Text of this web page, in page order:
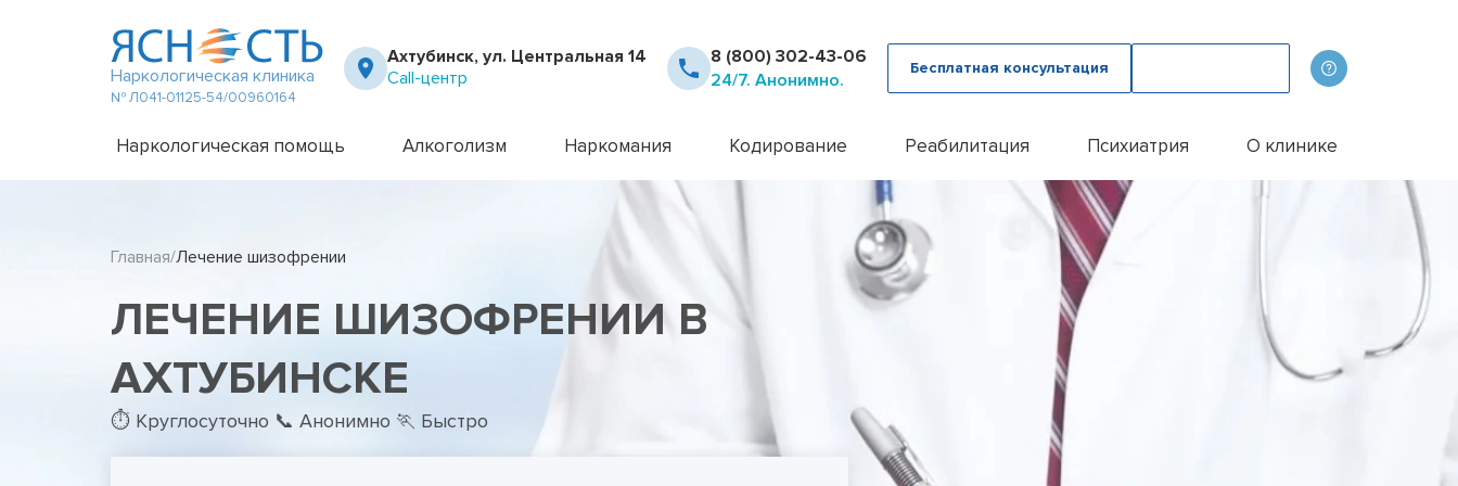
Наркологическая клиника
№ Л041-01125-54/00960164
Ахтубинск, ул. Центральная 14
Call-центр
8 (800) 302-43-06
24/7. Анонимно.
Бесплатная консультация
Наркологическая помощь
Телефон доверия
Алкоголизм
Амбулаторное лечение алкоголизма
Кодирование методом Рожнова
Лечение алкоголизма
Лечение пивного алкоголизма
Лечение женского алкоголизма
Наркомания
Детоксикация наркозависимых
Кодирование от наркомании
Лечение наркомании амбулаторно
Лечение наркомании у подростков
Лечение наркомании в стационаре
Лечение зависимости от Гашиша
Лечение зависимости от Лирики
Кодирование
Кодирование Аквилонг
Кодирование алкоголизма на дому
Кодирование алкоголизма уколом
Кодирование алкоголизма вшиванием ампулы
Кодирование Двойной Блок
Кодирование наркозависимости
Кодирование от алкоголизма
Кодирование от алкоголизма Эспераль
Кодирование по методу Довженко
Реабилитация
Day Top
Реабилитации алкоголиков
Реабилитация наркозависимых
Психиатрия
Консультация психолога
Лечение алкоголизма с психологом
Лечение анорексии
Лечение бессонницы
Лечение бессонницы у пожилых людей
Лечение бессонницы у женщин
Лечение биполярного расстройства
Лечение деменции
Лечение депрессии
Лечение дисморфофобии
Лечение игромании
О клинике
Наши врачи
Фотогалерея
Лицензии и сертификаты
Отзывы
Цены
Контакты
Главная Лечение шизофрении
ЛЕЧЕНИЕ ШИЗОФРЕНИИ В
АХТУБИНСКЕ
⏱ Круглосуточно 📞 Анонимно 🏃 Быстро